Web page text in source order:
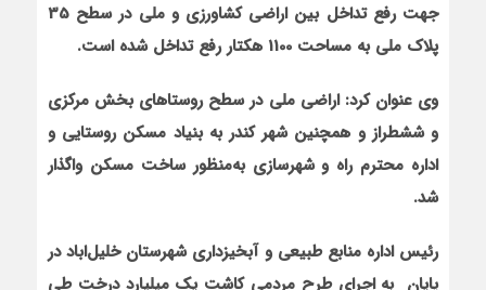
جهت رفع تداخل بین اراضی کشاورزی و ملی در سطح 35
پلاک ملی به مساحت 1100 هکتار رفع تداخل شده است.
وی عنوان کرد:اراضی ملی در سطح روستاهای بخش مرکزی
و ششطراز و هم‏چنین شهر کندر به بنیاد مسکن روستایی و
اداره محترم راه و شهرسازی به‌منظور ساخت مسکن واگذار
شد.
رئيس اداره منابع طبيعي و آبخيزداري شهرستان خليلاباد در
پایان به اجراي طرح مردمي کاشت يک ميليارد درخت طي